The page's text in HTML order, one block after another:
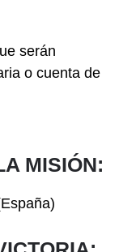
serán
o cuenta de
MISIÓN: